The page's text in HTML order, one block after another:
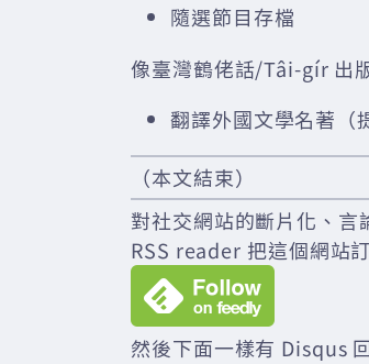
隨選節目存檔
像臺灣鶴佬話/Tâi-gír 出
翻譯外國文學名著（
（本文結束）
對社交網站的斷片化、
RSS reader 把這個網站
然後下面一樣有 Disqus